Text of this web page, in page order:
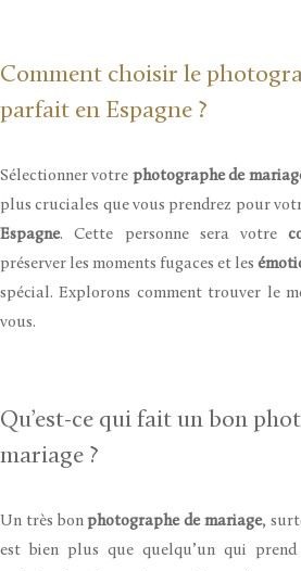
Comment choisir le
parfait en Espagne ?
Sélectionner votre photographe de
plus cruciales que vous prendrez pour
Espagne. Cette personne sera votre
préserver les moments fugaces et les
spécial. Explorons comment trouver le
vous.
Qu’est-ce qui fait un bon
mariage ?
Un très bonphotographe de mariage,
est bien plus que quelqu’un qui prend